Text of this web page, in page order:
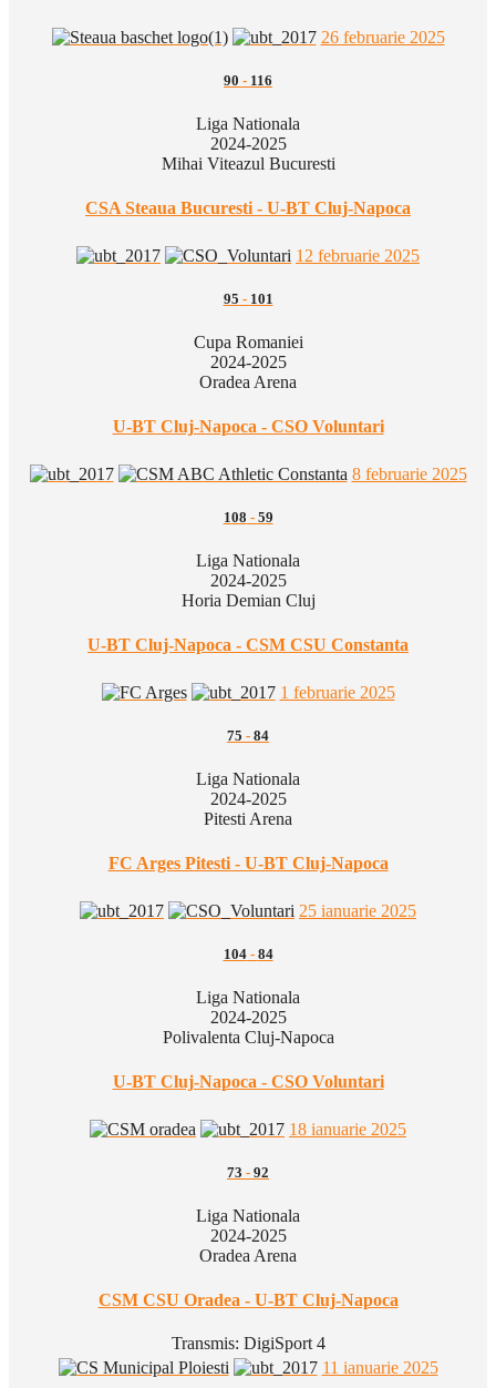
26 februarie 2025
90 - 116
Liga Nationala
2024-2025
Mihai Viteazul Bucuresti
CSA Steaua Bucuresti - U-BT Cluj-Napoca
12 februarie 2025
95 - 101
Cupa Romaniei
2024-2025
Oradea Arena
U-BT Cluj-Napoca - CSO Voluntari
8 februarie 2025
108 - 59
Liga Nationala
2024-2025
Horia Demian Cluj
U-BT Cluj-Napoca - CSM CSU Constanta
1 februarie 2025
75 - 84
Liga Nationala
2024-2025
Pitesti Arena
FC Arges Pitesti - U-BT Cluj-Napoca
25 ianuarie 2025
104- 84
Liga Nationala
2024-2025
Polivalenta Cluj-Napoca
U-BT Cluj-Napoca - CSO Voluntari
18 ianuarie 2025
73 - 92
Liga Nationala
2024-2025
Oradea Arena
CSM CSU Oradea - U-BT Cluj-Napoca
Transmis: DigiSport 4
11 ianuarie 2025